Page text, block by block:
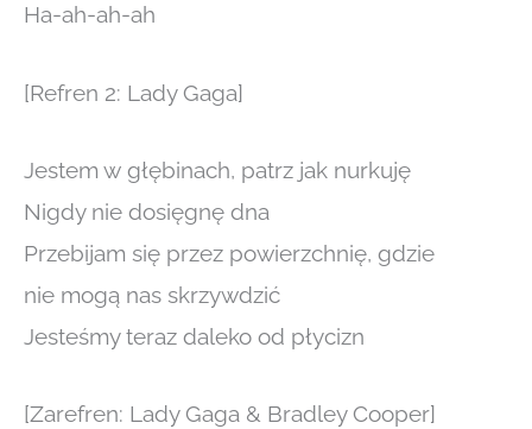
Ha-ah-ah-ah
[Refren 2: Lady Gaga]
Jestem w głębinach, patrz jak nurkuję
Nigdy nie dosięgnę dna
Przebijam się przez powierzchnię, gdzie
nie mogą nas skrzywdzić
Jesteśmy teraz daleko od płycizn
[Zarefren: Lady Gaga & Bradley Cooper]